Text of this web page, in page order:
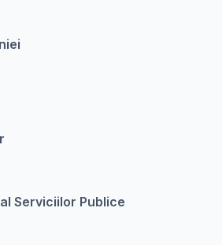
Serviciilor Publice